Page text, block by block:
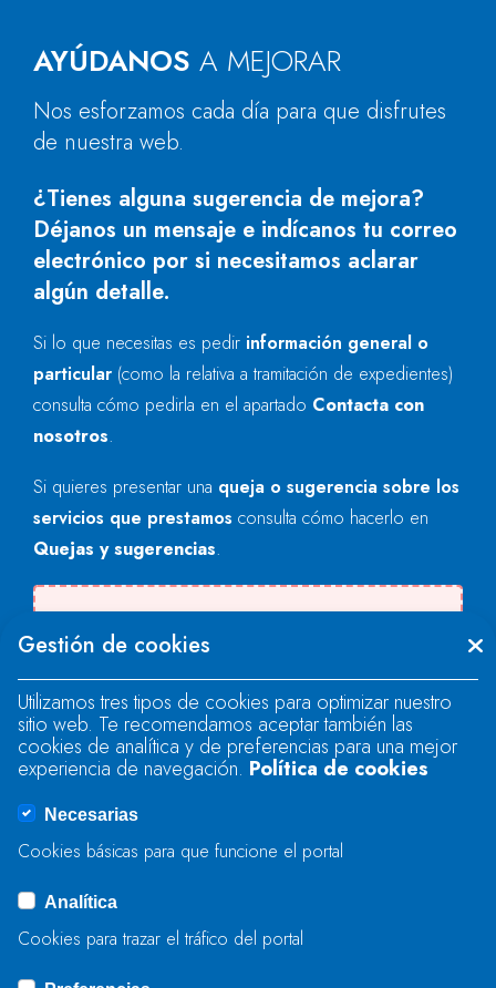
AYÚDANOS A MEJORAR
Nos esforzamos cada día para que disfrutes
de nuestra web.
¿Tienes alguna sugerencia de mejora?
Déjanos un mensaje e indícanos tu correo
electrónico por si necesitamos aclarar
algún detalle.
Si lo que necesitas es pedir información general o
particular (como la relativa a tramitación de expedientes)
consulta cómo pedirla en el apartado Contacta con
nosotros.
Si quieres presentar una queja o sugerencia sobre los
servicios que prestamos consulta cómo hacerlo en
Quejas y sugerencias.
"text".
Se produjo un error al cargar el campo
"text".
Se produjo un error al cargar el campo
ENVIAR
Gestión de cookies
Utilizamos tres tipos de cookies para optimizar nuestro
sitio web. Te recomendamos aceptar también las
cookies de analítica y de preferencias para una mejor
experiencia de navegación. Política de cookies
Necesarias
Cookies básicas para que funcione el portal
Analítica
Cookies para trazar el tráfico del portal